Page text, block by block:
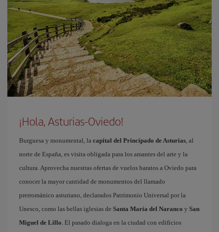
¡Hola, Asturias-Oviedo!
Burguesa y monumental, la capital del Principado de Asturias, al
norte de España, es visita obligada para los amantes del arte y la
cultura. Aprovecha nuestras ofertas de vuelos baratos a Oviedo para
conocer la mayor cantidad de monumentos del llamado
prerrománico asturiano, declarados Patrimonio Universal por la
Unesco, como las bellas iglesias de Santa María del Naranco y San
Miguel de Lillo. El pasado dialoga en la ciudad con edificios